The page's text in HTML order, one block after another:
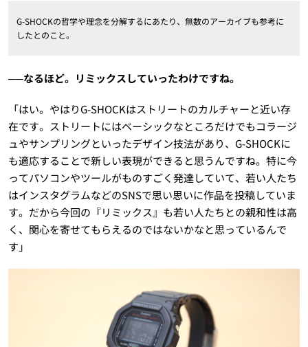
G-SHOCKの哲学や理念を分解するにあたり、無数のアーカイブも参考に
したとのこと。
──なるほど。リミックスしていったわけですね。
「はい。やはりG-SHOCKはストリートのカルチャーと近い存
在です。ストリートにはベーシックなところだけでもコラージ
ュやサンプリングといったデザイン技法があり、G-SHOCKに
も適応することで新しい表現ができると思うんですね。特に今
ってパソコンやツールがものすごく発達していて、若い人たち
はインスタグラムなどのSNSで思い思いに作品を投稿していま
す。だから今回の『リミックス』も若い人たちとの親和性は高
く、関心を寄せてもらえるのではないかなと思っているんで
す」